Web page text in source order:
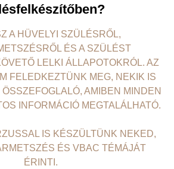
A HÜVELYI SZÜLÉSRŐL,
ÉS A SZÜLÉST
LELKI ÁLLAPOTOKRÓL. AZ
FELEDKEZTÜNK MEG, NEKIK IS
AMIBEN MINDEN
INFORMÁCIÓ MEGTALÁLHATÓ.
IS KÉSZÜLTÜNK NEKED,
ÉS VBAC TÉMÁJÁT
ÉRINTI.